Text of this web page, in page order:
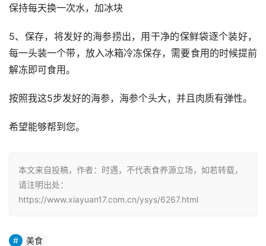
保持每天换一次水，加冰块
5、保存，将发好的海参捞出，用干净的保鲜袋逐个装好，
每一头装一个带，放入冰箱冷冻保存，需要食用的时候提前
解冻即可食用。
按照我这5步发好的海参，海参个头大，并且肉质有弹性。
希望能够帮到您。
本文来自投稿，作者：时遇，不代表食养源立场，如若转载，
请注明出处：
https://www.xiayuan17.com.cn/ysys/6267.html
美食